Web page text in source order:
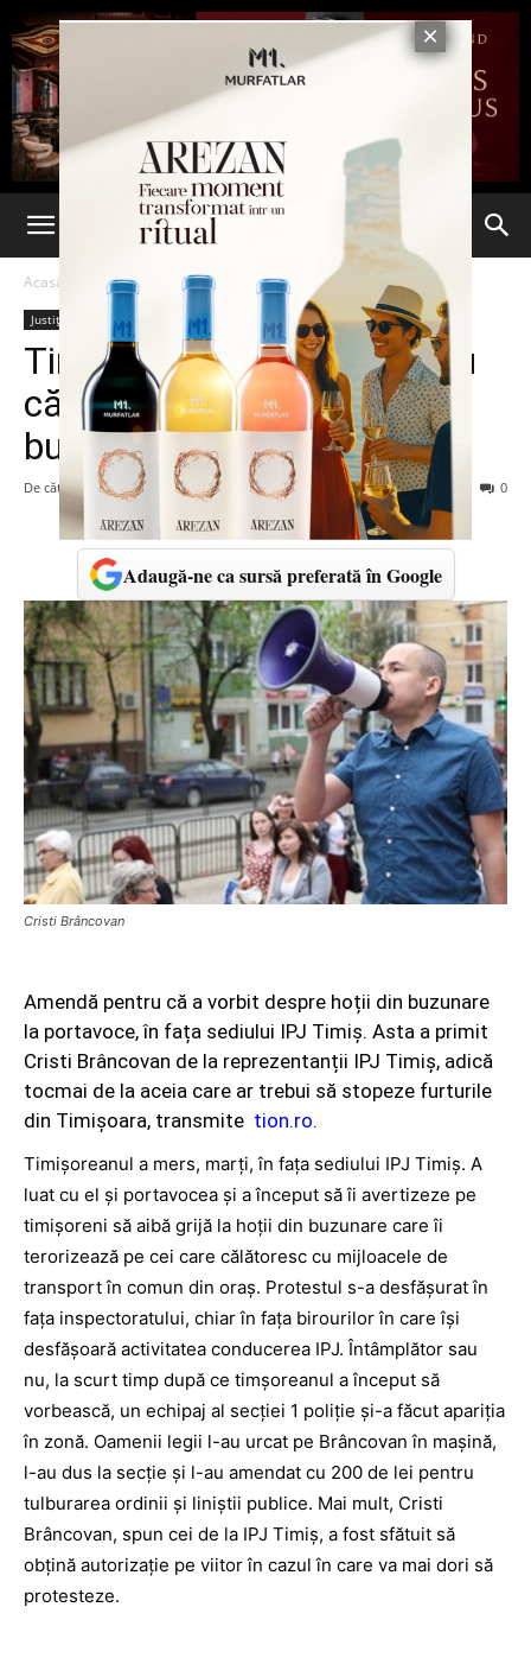
Acasă Justiție
Justiție
Timișorean amendat pentru
că a vorbit despre hoții din
buzunare la portavoce
De către 12 aprilie 2016 0
Adaugă-ne ca sursă preferată în Google
Cristi Brâncovan
Amendă pentru că a vorbit despre hoții din buzunare
la portavoce, în fața sediului IPJ Timiș. Asta a primit
Cristi Brâncovan de la reprezentanții IPJ Timiș, adică
tocmai de la aceia care ar trebui să stopeze furturile
din Timișoara, transmite tion.ro.
Timișoreanul a mers, marți, în fața sediului IPJ Timiș. A
luat cu el și portavocea și a început să îi avertizeze pe
timișoreni să aibă grijă la hoții din buzunare care îi
terorizează pe cei care călătoresc cu mijloacele de
transport în comun din oraș. Protestul s-a desfășurat în
fața inspectoratului, chiar în fața birourilor în care își
desfășoară activitatea conducerea IPJ. Întâmplător sau
nu, la scurt timp după ce timșoreanul a început să
vorbească, un echipaj al secției 1 poliție și-a făcut apariția
în zonă. Oamenii legii l-au urcat pe Brâncovan în mașină,
l-au dus la secție și l-au amendat cu 200 de lei pentru
tulburarea ordinii și liniștii publice. Mai mult, Cristi
Brâncovan, spun cei de la IPJ Timiș, a fost sfătuit să
obțină autorizație pe viitor în cazul în care va mai dori să
protesteze.